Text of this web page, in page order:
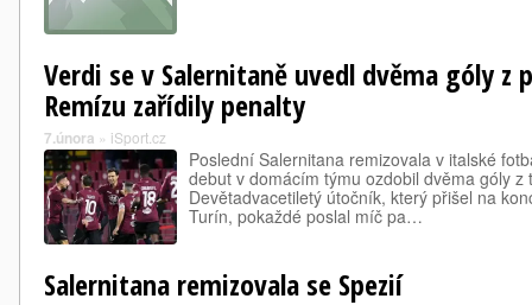
Verdi se v Salernitaně uvedl dvěma góly z
Remízu zařídily penalty
7.února » iSport.cz
Poslední Salernitana remizovala v italské
debut v domácím týmu ozdobil dvěma góly z
Devětadvacetiletý útočník, který přišel na
Turín, pokaždé poslal míč pa…
Salernitana remizovala se Spezií